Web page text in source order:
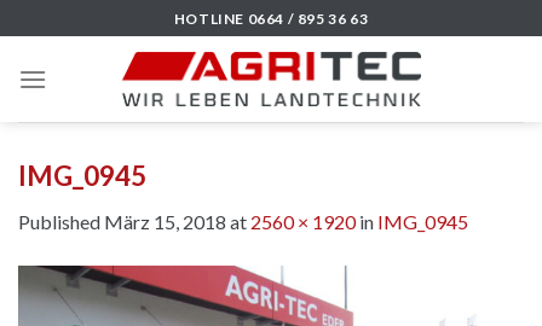
to
content
HOTLINE 0664 / 895 36 63
IMG_0945
Published März 15, 2018 at 2560 × 1920in IMG_0945